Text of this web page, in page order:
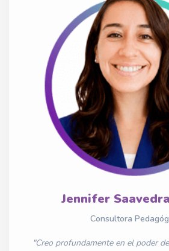
Jennifer
Consultora
"Creo profundamente en el poder